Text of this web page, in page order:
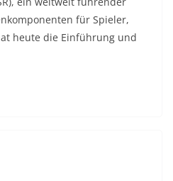
für Spieler,
heute die Einführung und